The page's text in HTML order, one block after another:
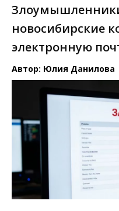
новосибирские
электронную
Автор: Юлия Данилова